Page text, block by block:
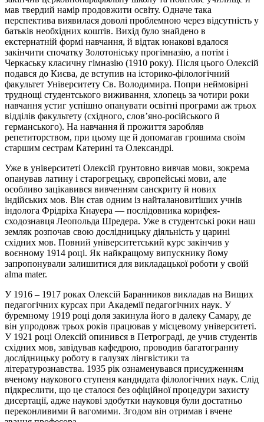
мав твердий намір продовжити освіту. Одначе така
перспектива виявилася доволі проблемною через відсутність у
батьків необхідних коштів. Вихід було знайдено в
екстернатній формі навчання, й відтак юнакові вдалося
закінчити спочатку Золотоніську прогімназію, а потім і
Черкаську класичну гімназію (1910 року). Після цього Олексій
подався до Києва, де вступив на історико-філологічний
факультет Університету Св. Володимира. Попри неймовірні
труднощі студентського виживання, хлопець за чотири роки
навчання устиг успішно опанувати освітні програми аж трьох
відділів факультету (східного, слов’яно-російського й
германського). На навчання й прожиття заробляв
репетиторством, при цьому ще й допомагав грошима своїм
старшим сестрам Катерині та Олександрі.
Уже в університеті Олексій ґрунтовно вивчав мови, зокрема
опанував латину і старогрецьку, європейські мови, але
особливо зацікавився вивченням санскриту й нових
індійських мов. Він став одним із найталановитіших учнів
індолога Фрідріха Кнауера — послідовника корифея-
сходознавця Леопольда Шредера. Уже в студентські роки наш
земляк розпочав свою дослідницьку діяльність у царині
східних мов. Повний університетський курс закінчив у
воєнному 1914 році. Як найкращому випускнику йому
запропонували залишитися для викладацької роботи у своїй
alma mater.
У 1916 – 1917 роках Олексій Баранников викладав на Вищих
педагогічних курсах при Академії педагогічних наук. У
буремному 1919 році доля закинула його в далеку Самару, де
він упродовж трьох років працював у місцевому університеті.
У 1921 році Олексій опинився в Петрограді, де учив студентів
східних мов, завідував кафедрою, проводив багатогранну
дослідницьку роботу в галузях лінгвістики та
літературознавства. 1935 рік ознаменувався присудженням
вченому наукового ступеня кандидата філологічних наук. Слід
підкреслити, що це сталося без офіційної процедури захисту
дисертації, адже наукові здобутки науковця були достатньо
переконливими й вагомими. Згодом він отримав і вчене